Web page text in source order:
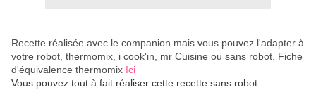
Recette réalisée avec le companion mais vous pouvez l'adapter à
votre robot, thermomix, i cook'in, mr Cuisine ou sans robot. Fiche
d'équivalence thermomix Ici
Vous pouvez tout à fait réaliser cette recette sans robot